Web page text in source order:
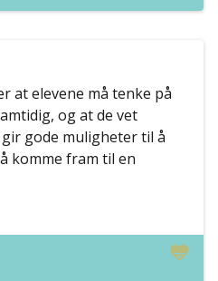
at elevene må tenke på
og at de vet
gode muligheter til å
komme fram til en